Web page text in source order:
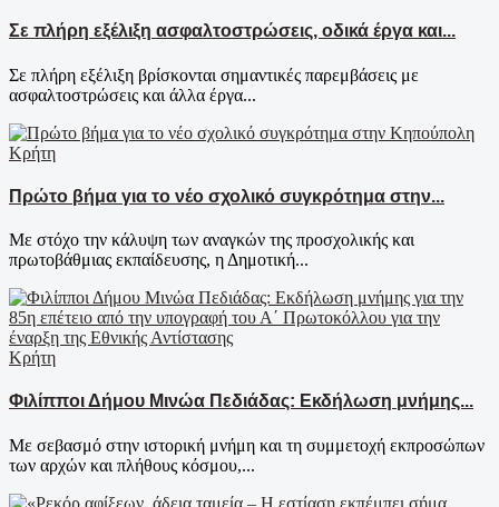
Σε πλήρη εξέλιξη ασφαλτοστρώσεις, οδικά έργα και...
Σε πλήρη εξέλιξη βρίσκονται σημαντικές παρεμβάσεις με
ασφαλτοστρώσεις και άλλα έργα...
Κρήτη
Πρώτο βήμα για το νέο σχολικό συγκρότημα στην...
Με στόχο την κάλυψη των αναγκών της προσχολικής και
πρωτοβάθμιας εκπαίδευσης, η Δημοτική...
Κρήτη
Φιλίπποι Δήμου Μινώα Πεδιάδας: Εκδήλωση μνήμης...
Με σεβασμό στην ιστορική μνήμη και τη συμμετοχή εκπροσώπων
των αρχών και πλήθους κόσμου,...